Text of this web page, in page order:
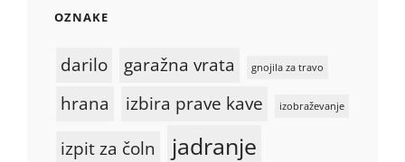
OZNAKE
darilo garažna vrata gnojila za travo
hrana izbira prave kave izobraževanje
izpit za čoln jadranje